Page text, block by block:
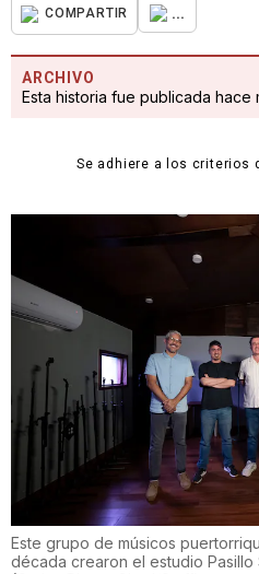
COMPARTIR ...
ARCHIVO
Esta historia fue publicada hace
Se adhiere a los criterios
Este grupo de músicos
década crearon el estudio Pasillo